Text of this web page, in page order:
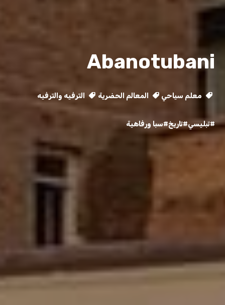
Abanotubani
معلم سياحي المعالم الحضرية الترفيه والترفيه
#تبليسي#تاريخ#سبا ورفاهية